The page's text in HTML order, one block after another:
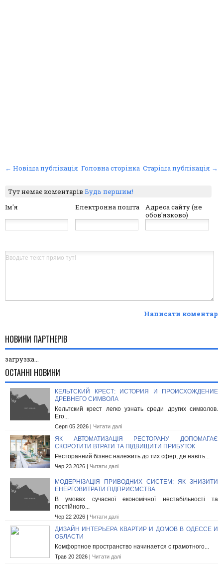
← Новіша публікація Старіша публікація →
Головна сторінка
Тут немає коментарівБудь першим!
Ім'я
Електронна пошта
Адреса сайту (не
обов'язково)
Написати коментар
НОВИНИ ПАРТНЕРІВ
загрузка...
ОСТАННІ НОВИНИ
КЕЛЬТСКИЙ КРЕСТ: ИСТОРИЯ И ПРОИСХОЖДЕНИЕ
ДРЕВНЕГО СИМВОЛА
Кельтский крест легко узнать среди других символов.
Его...
Серп 05 2026 | Читати далі
ЯК АВТОМАТИЗАЦІЯ РЕСТОРАНУ ДОПОМАГАЄ
СКОРОТИТИ ВТРАТИ ТА ПІДВИЩИТИ ПРИБУТОК
Ресторанний бізнес належить до тих сфер, де навіть...
Чер 23 2026 | Читати далі
МОДЕРНІЗАЦІЯ ПРИВОДНИХ СИСТЕМ: ЯК ЗНИЗИТИ
ЕНЕРГОВИТРАТИ ПІДПРИЄМСТВА
В умовах сучасної економічної нестабільності та
постійного...
Чер 22 2026 | Читати далі
ДИЗАЙН ИНТЕРЬЕРА КВАРТИР И ДОМОВ В ОДЕССЕ И
ОБЛАСТИ
Комфортное пространство начинается с грамотного...
Трав 20 2026 | Читати далі